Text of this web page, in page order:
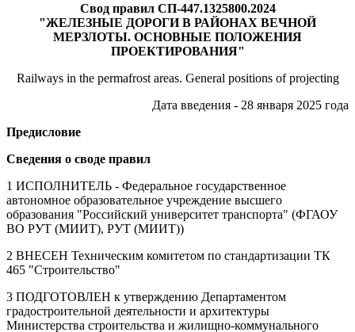
Свод правил СП-447.1325800.2024
"ЖЕЛЕЗНЫЕ ДОРОГИ В РАЙОНАХ ВЕЧНОЙ
МЕРЗЛОТЫ. ОСНОВНЫЕ ПОЛОЖЕНИЯ
ПРОЕКТИРОВАНИЯ"
Railways in the permafrost areas. General positions of projecting
Дата введения - 28 января 2025 года
Предисловие
Сведения о своде правил
1 ИСПОЛНИТЕЛЬ - Федеральное государственное
автономное образовательное учреждение высшего
образования "Российский университет транспорта" (ФГАОУ
ВО РУТ (МИИТ), РУТ (МИИТ))
2 ВНЕСЕН Техническим комитетом по стандартизации ТК
465 "Строительство"
3 ПОДГОТОВЛЕН к утверждению Департаментом
градостроительной деятельности и архитектуры
Министерства строительства и жилищно-коммунального